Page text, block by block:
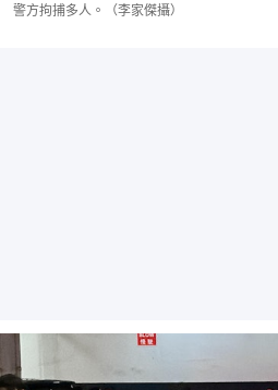
警方拘捕多人。（李家傑攝）